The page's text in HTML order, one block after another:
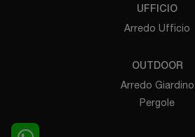
UFFICIO
Arredo Ufficio
OUTDOOR
Arredo Giardino
Pergole